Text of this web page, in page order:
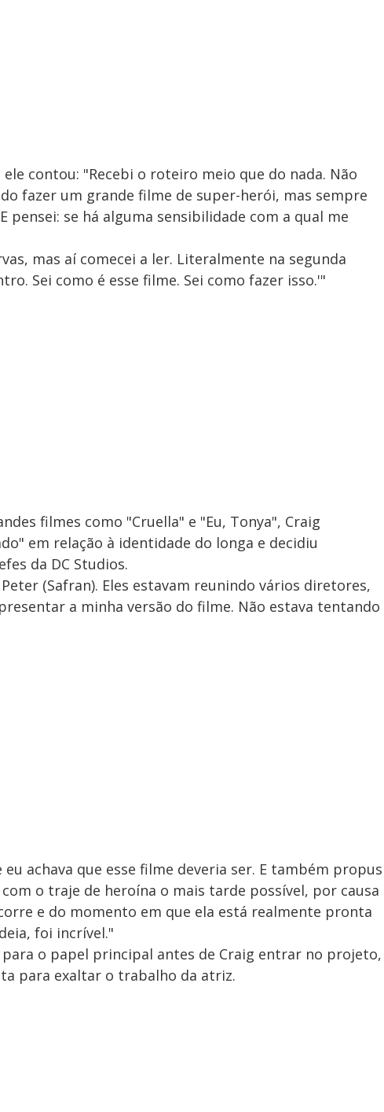
d
e
contou: "Recebi o roteiro meio que do nada. Não
fazer um grande filme de super-herói, mas sempre
pensei: se há alguma sensibilidade com a qual me
mas aí comecei a ler. Literalmente na segunda
Sei como é esse filme. Sei como fazer isso.'"
filmes como "Cruella" e "Eu, Tonya", Craig
em relação à identidade do longa e decidiu
da DC Studios.
(Safran). Eles estavam reunindo vários diretores,
a minha versão do filme. Não estava tentando
achava que esse filme deveria ser. E também propus
o traje de heroína o mais tarde possível, por causa
e do momento em que ela está realmente pronta
foi incrível."
para o papel principal antes de Craig entrar no projeto,
para exaltar o trabalho da atriz.